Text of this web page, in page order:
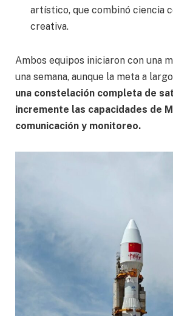
artístico, que combinó ciencia
creativa.
Ambos equipos iniciaron con una
una semana, aunque la meta a
una constelación completa de
incremente las capacidades de
comunicación y monitoreo.